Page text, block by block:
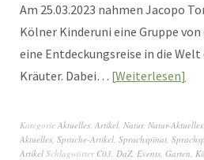
Am 25.03.2023 nahmen Jacopo
Kölner Kinderuni eine Gruppe
eine Entdeckungsreise in die
Kräuter. Dabei… Weiterlesen
Kategorie Aktuelles Artikel Natur, Natur-Aktuelles
Aktuelles Sprache-Artikel Sprachspinat
Artikel Schlagwörter C03 DaZ, Events Garten